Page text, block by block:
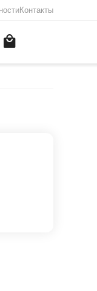
Контакты